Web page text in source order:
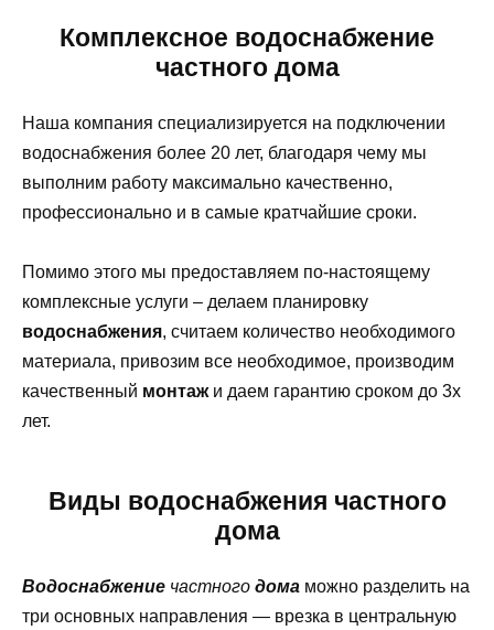
Комплексное водоснабжение
частного дома
Наша компания специализируется на подключении
водоснабжения более 20 лет, благодаря чему мы
выполним работу максимально качественно,
профессионально и в самые кратчайшие сроки.
Помимо этого мы предоставляем по-настоящему
комплексные услуги – делаем планировку
водоснабжения, считаем количество необходимого
материала, привозим все необходимое, производим
качественный монтажи даем гарантию сроком до 3х
лет.
Виды водоснабжения частного
дома
Водоснабжение частного дома можно разделить на
три основных направления — врезка в центральную